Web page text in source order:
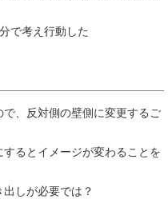
で考え行動した
、反対側の壁側に変更するご
るとイメージが変わることを
しが必要では？